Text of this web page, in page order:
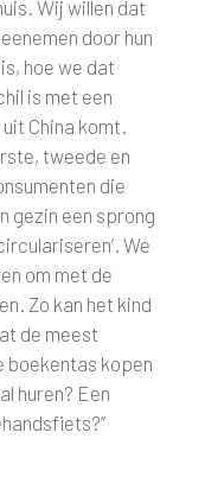
Wij willen dat
door hun
hoe we dat
is met een
uit China komt.
tweede en
die
gezin een sprong
We
om met de
Zo kan het kind
de meest
boekentas kopen
huren? Een